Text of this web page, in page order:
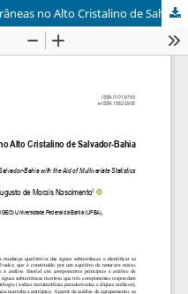
Caracterização das Águas Subterrâneas no Alto Cristalino de Salvador-Bahia com Auxílio da Estatística Multivariada